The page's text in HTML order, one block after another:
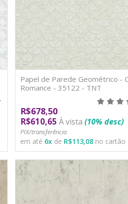
Papel de Parede Geométrico -
Romance - 35122 - TNT
R$678,50
R$610,65 À vista (10% desc)
PIX/transferência
em até 6xde R$113,08no cartão